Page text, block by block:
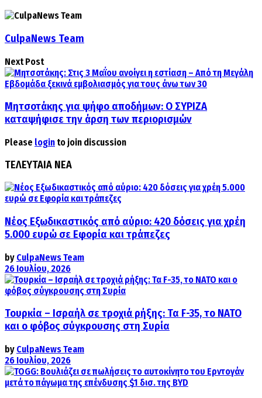
CulpaNews Team
Next Post
Μητσοτάκης για ψήφο αποδήμων: Ο ΣΥΡΙΖΑ
καταψήφισε την άρση των περιορισμών
Please login to join discussion
ΤΕΛΕΥΤΑΙΑ ΝΕΑ
Νέος Εξωδικαστικός από αύριο: 420 δόσεις για χρέη
5.000 ευρώ σε Εφορία και τράπεζες
by CulpaNews Team
26 Ιουλίου, 2026
Τουρκία – Ισραήλ σε τροχιά ρήξης: Τα F-35, το ΝΑΤΟ
και ο φόβος σύγκρουσης στη Συρία
by CulpaNews Team
26 Ιουλίου, 2026